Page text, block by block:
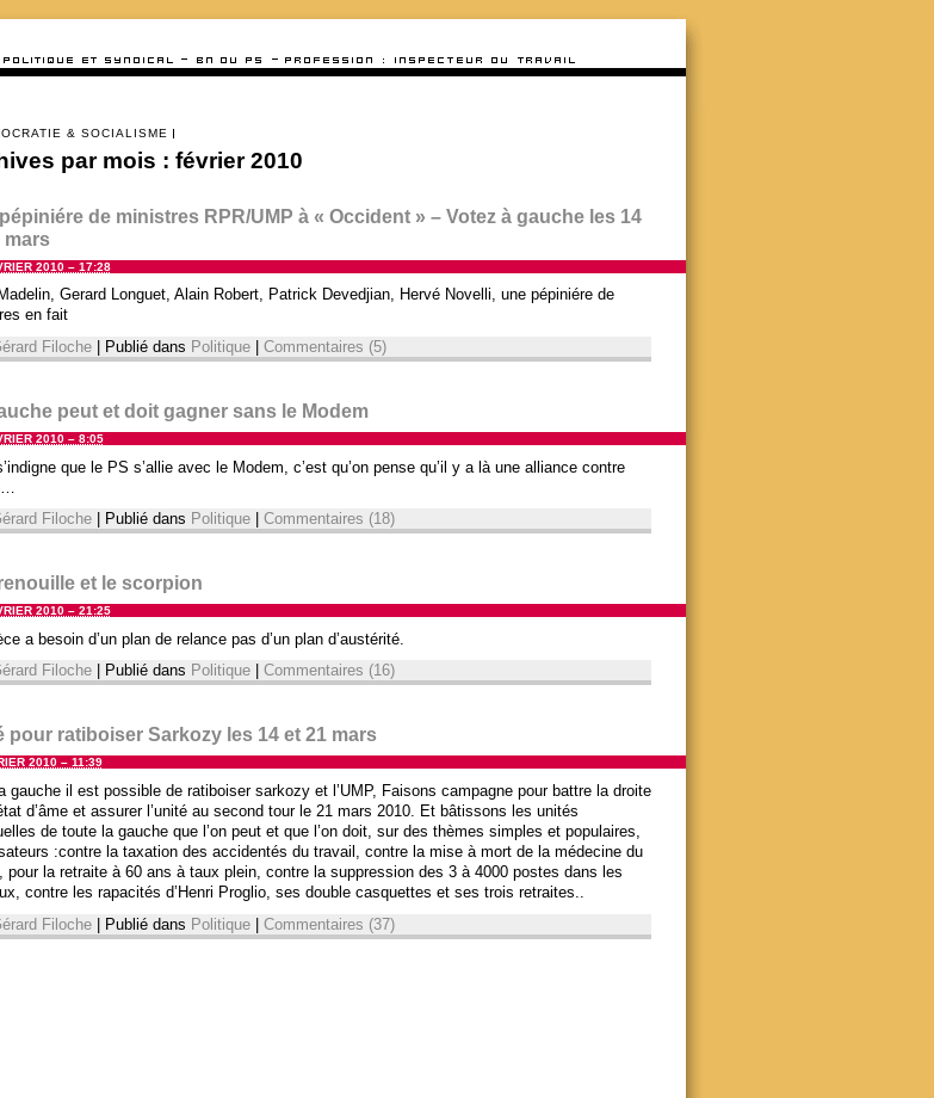
& SOCIALISME
par mois : février 2010
de ministres RPR/UMP à « Occident » – Votez à gauche les 14
mars
2010 – 17:28
Gerard Longuet, Alain Robert, Patrick Devedjian, Hervé Novelli, une pépiniére de
en fait
Filoche Publié dans Politique Commentaires (5)
peut et doit gagner sans le Modem
2010 – 8:05
que le PS s’allie avec le Modem, c’est qu’on pense qu’il y a là une alliance contre
Filoche Publié dans Politique Commentaires (18)
et le scorpion
2010 – 21:25
a besoin d’un plan de relance pas d’un plan d’austérité.
Filoche Publié dans Politique Commentaires (16)
pour ratiboiser Sarkozy les 14 et 21 mars
2010 – 11:39
gauche il est possible de ratiboiser sarkozy et l’UMP, Faisons campagne pour battre la droite
d’âme et assurer l’unité au second tour le 21 mars 2010. Et bâtissons les unités
de toute la gauche que l’on peut et que l’on doit, sur des thèmes simples et populaires,
:contre la taxation des accidentés du travail, contre la mise à mort de la médecine du
pour la retraite à 60 ans à taux plein, contre la suppression des 3 à 4000 postes dans les
contre les rapacités d’Henri Proglio, ses double casquettes et ses trois retraites..
Filoche | Publié dans Politique | Commentaires (37)